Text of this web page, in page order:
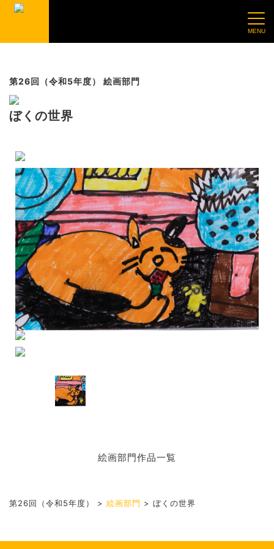
第26回（令和5年度） 絵画部門
ぼくの世界
絵画部門作品一覧
第26回（令和5年度） > 絵画部門 > ぼくの世界